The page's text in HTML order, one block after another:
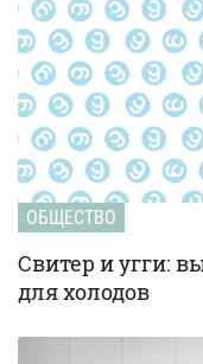
ОБЩЕСТВО
Свитер и угги:
для холодов